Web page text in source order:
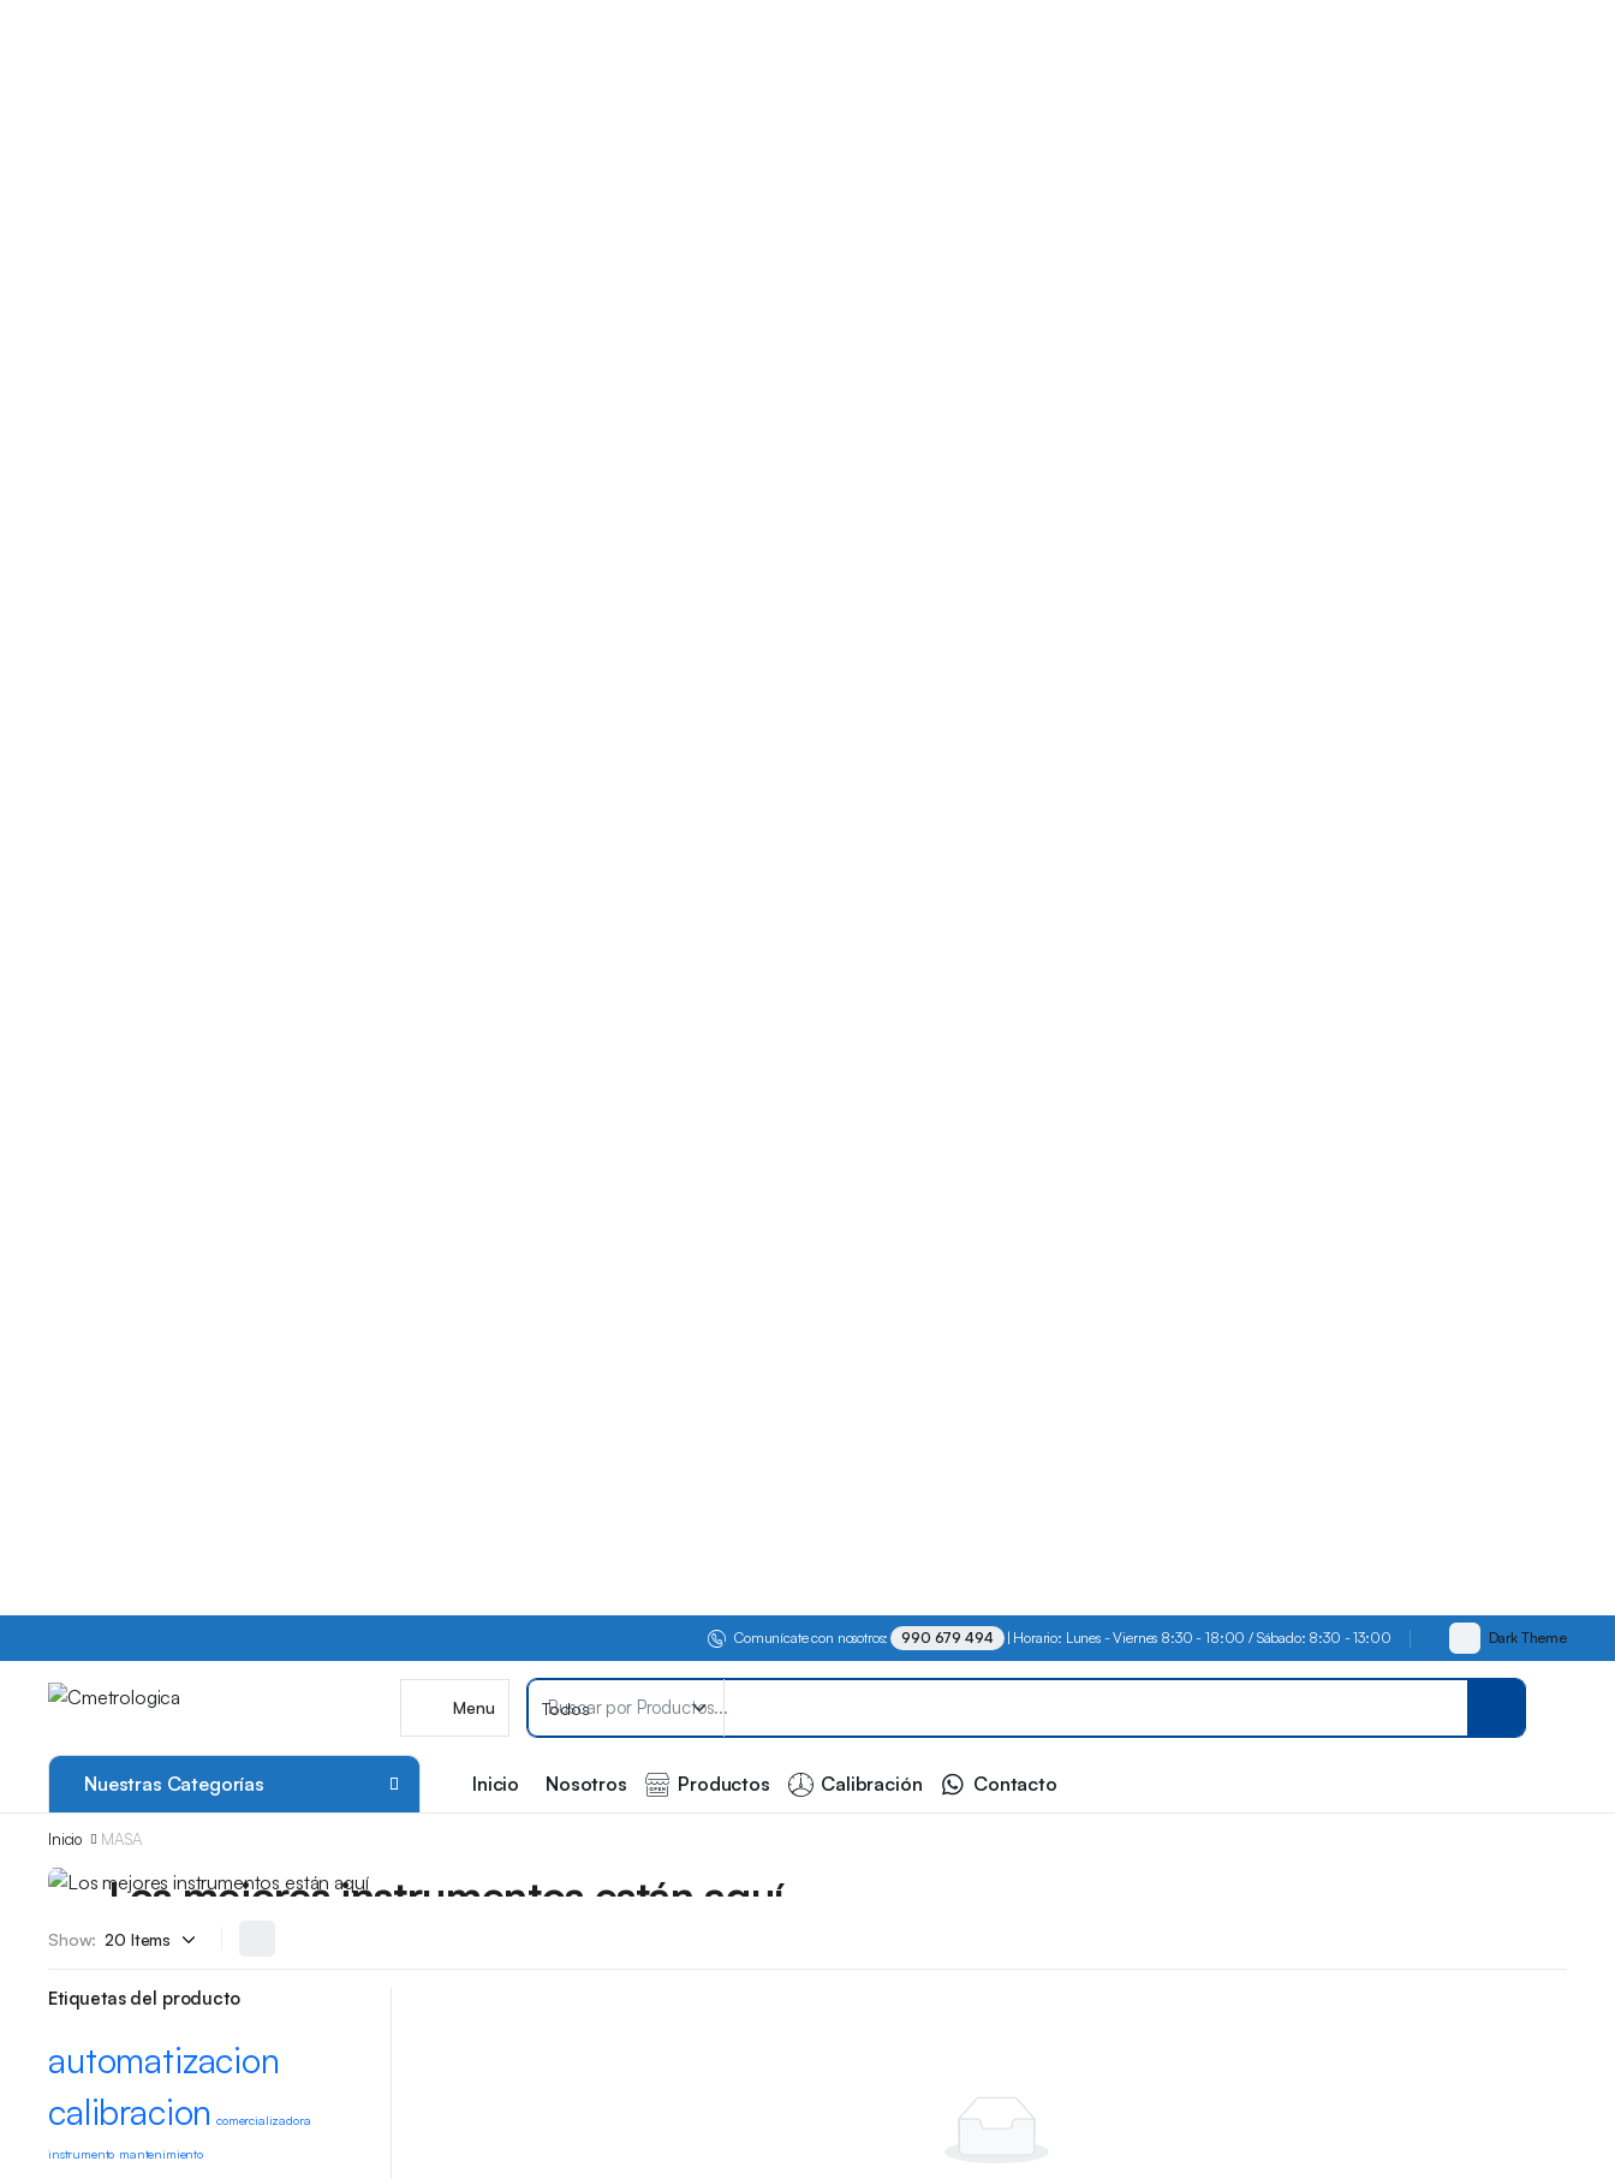
Comunícate con nosotros: 990 679 494 | Horario: Lunes - Viernes 8:30 - 18:00 / Sábado: 8:30 - 13:00 Dark Theme
Menu
Nuestras Categorías Inicio Nosotros Productos Calibración Contacto
Inicio MASA
Grandes promociones
Los mejores instrumentos están aquí
Cotiza con nosotros que tenemos grandes ofertas y
descuentos
Show:
Etiquetas del producto
automatizacion
calibracion comercializadora
instrumento mantenimiento